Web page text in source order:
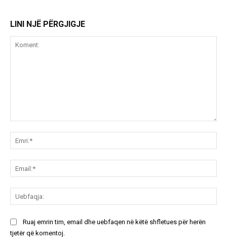
LINI NJË PËRGJIGJE
Ruaj emrin tim, email dhe uebfaqen në këtë shfletues për herën
tjetër që komentoj.